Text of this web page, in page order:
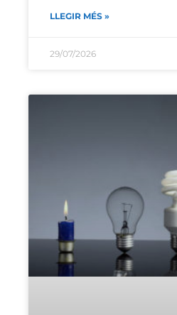
LLEGIR MÉS »
29/07/2026